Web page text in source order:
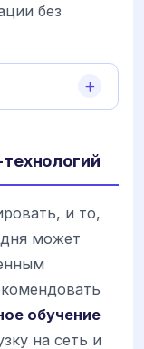
без
и то,
может
обучение
на сеть и